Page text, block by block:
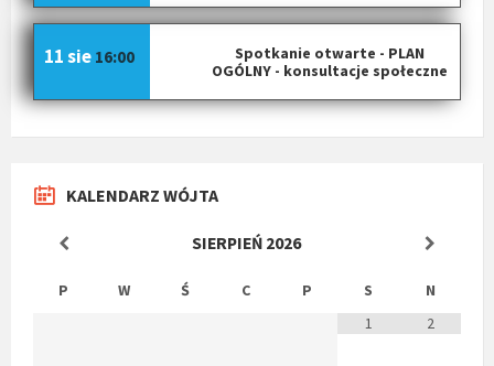
Spotkanie otwarte - PLAN
OGÓLNY - konsultacje społeczne
11 sie 16:00
KALENDARZ WÓJTA
SIERPIEŃ 2026
P W Ś C P S
N
1
2